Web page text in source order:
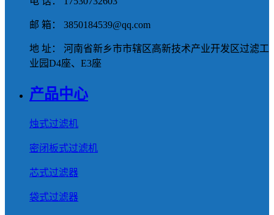
邮 箱： 3850184539@qq.com
地 址： 河南省新乡市市辖区高新技术产业开发区过滤工
业园D4座、E3座
产品中心
烛式过滤机
密闭板式过滤机
芯式过滤器
袋式过滤器